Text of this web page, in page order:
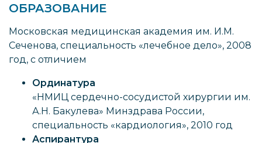
ОБРАЗОВАНИЕ
Московская медицинская академия им. И.М.
Сеченова, специальность «лечебное дело», 2008
год, с отличием
Ординатура
«НМИЦ сердечно-сосудистой хирургии им.
А.Н. Бакулева» Минздрава России,
специальность «кардиология», 2010 год
Аспирантура